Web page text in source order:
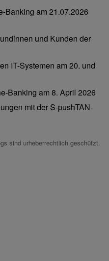
Banking am 21.07.2026
und Kunden der
IT-Systemen am 20. und
Banking am 8. April 2026
mit der S-pushTAN-
sind urheberrechtlich geschützt.